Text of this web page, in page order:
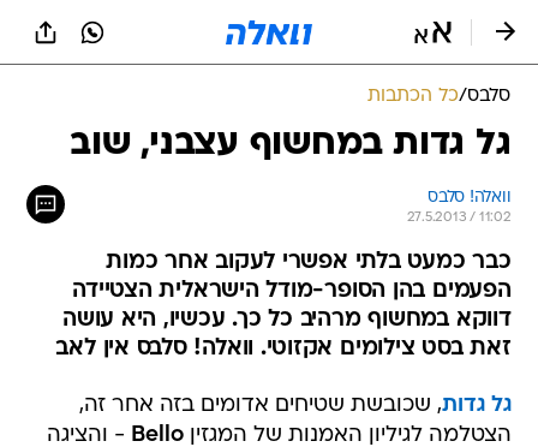
סלבס/כל הכתבות
גל גדות במחשוף עצבני, שוב
וואלה! סלבס
27.5.2013 / 11:02
כבר כמעט בלתי אפשרי לעקוב אחר כמות
הפעמים בהן הסופר-מודל הישראלית הצטיידה
דווקא במחשוף מרהיב כל כך. עכשיו, היא עושה
זאת בסט צילומים אקזוטי. וואלה! סלבס אין לאב
גל גדות, שכובשת שטיחים אדומים בזה אחר זה,
הצטלמה לגיליון האמנות של המגזיןBello - והציגה